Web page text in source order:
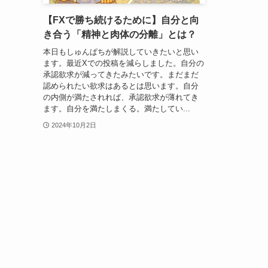
【FXで勝ち続けるために】自分と向
き合う「精神と肉体の分離」とは？
本日もしゅんぱちが解説していきたいと思い
ます。最近Xでの投稿を減らしました。自分の
承認欲求が減ってきたみたいです。まだまだ
認められたい欲求はあるとは思います。自分
の内側が満たされれば、承認欲求が薄れてき
ます。自分を満たしまくる。満たしてい...
2024年10月2日